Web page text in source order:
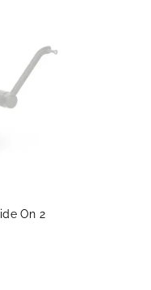
On 2